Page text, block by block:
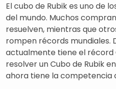
El cubo de Rubik es uno de
del mundo. Muchos
resuelven, mientras que
rompen récords mundiales.
actualmente tiene el récord
resolver un Cubo de Rubik
ahora tiene la competencia